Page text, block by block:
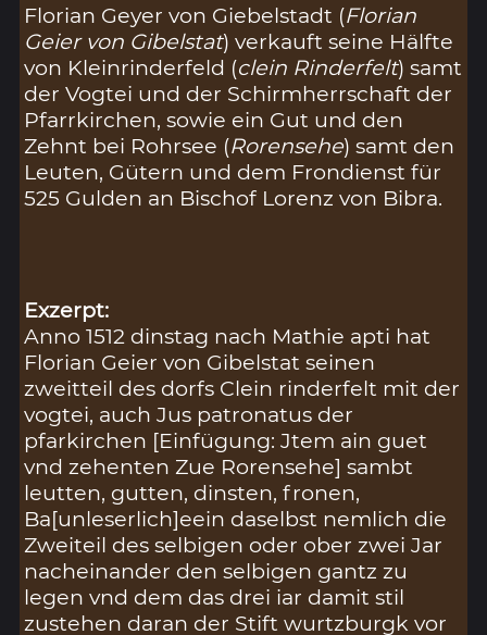
Florian Geyer von Giebelstadt (Florian
Geier von Gibelstat) verkauft seine Hälfte
von Kleinrinderfeld (clein Rinderfelt) samt
der Vogtei und der Schirmherrschaft der
Pfarrkirchen, sowie ein Gut und den
Zehnt bei Rohrsee (Rorensehe) samt den
Leuten, Gütern und dem Frondienst für
525 Gulden an Bischof Lorenz von Bibra.
Exzerpt:
Anno 1512 dinstag nach Mathie apti hat
Florian Geier von Gibelstat seinen
zweitteil des dorfs Clein rinderfelt mit der
vogtei, auch Jus patronatus der
pfarkirchen [Einfügung: Jtem ain guet
vnd zehenten Zue Rorensehe] sambt
leutten, gutten, dinsten, fronen,
Ba[unleserlich]eein daselbst nemlich die
Zweiteil des selbigen oder ober zwei Jar
nacheinander den selbigen gantz zu
legen vnd dem das drei iar damit stil
zustehen daran der Stift wurtzburgk vor